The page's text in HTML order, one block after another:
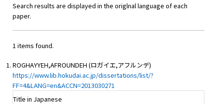
Search results are displayed in the origlnal language of each
paper.
1 items found.
ROGHAYYEH,AFROUNDEH (ロガイエ,アフルンデ)
https://www.lib.hokudai.ac.jp/dissertations/list/?
FF=4&LANG=en&ACCN=2013030271
Title in Japanese